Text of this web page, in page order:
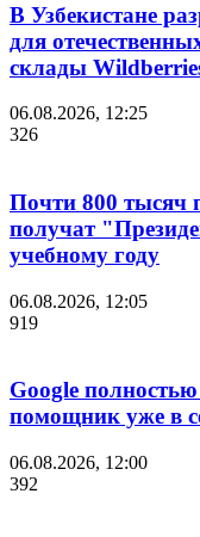
В Узбекистане
для
склады
06.08.2026, 12:25
326
Почти 800 тысяч
получат
учебному году
06.08.2026, 12:05
919
Google
помощник уже в
06.08.2026, 12:00
392